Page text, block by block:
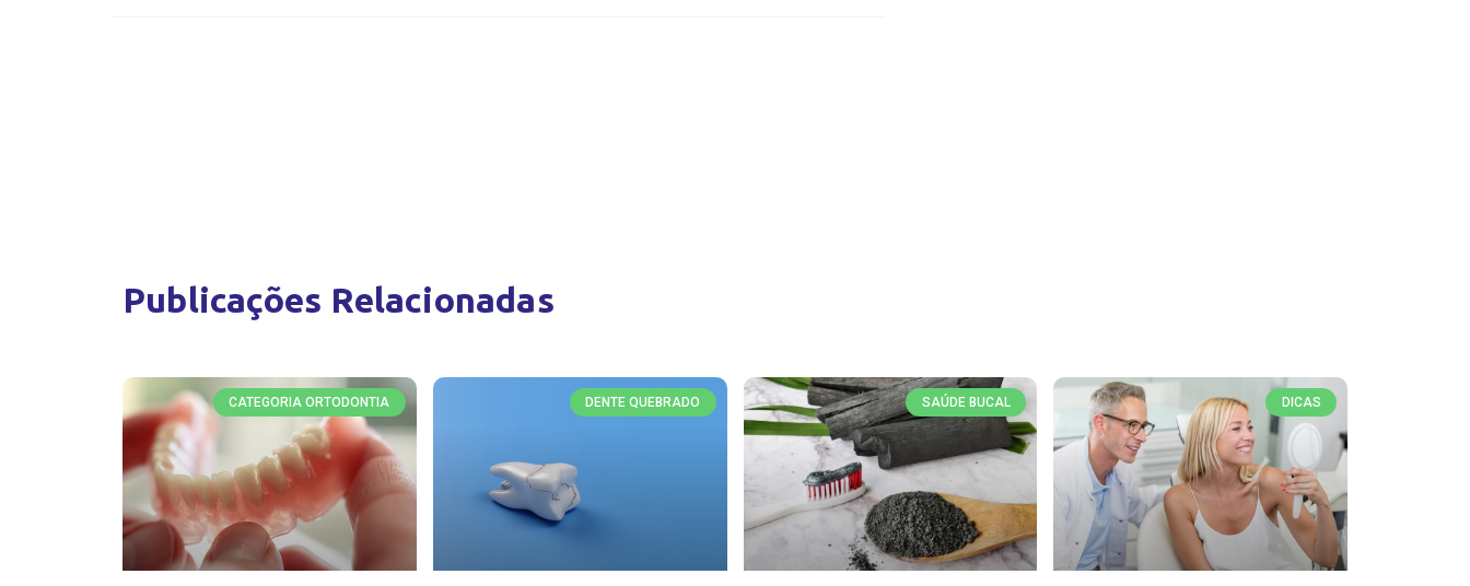
Publicações Relacionadas
CATEGORIA ORTODONTIA DENTE QUEBRADO SAÚDE BUCAL DICAS